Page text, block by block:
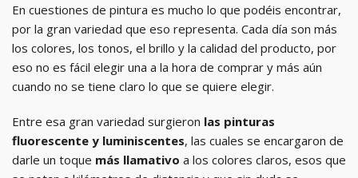
En cuestiones de pintura es mucho lo que podéis encontrar,
por la gran variedad que eso representa. Cada día son más
los colores, los tonos, el brillo y la calidad del producto, por
eso no es fácil elegir una a la hora de comprar y más aún
cuando no se tiene claro lo que se quiere elegir.
Entre esa gran variedad surgieron las pinturas
fluorescente y luminiscentes, las cuales se encargaron de
darle un toque más llamativo a los colores claros, esos que